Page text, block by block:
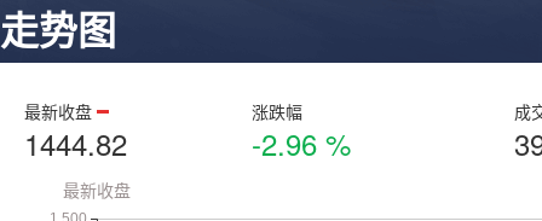
走势图
最新收盘
1444.82
涨跌幅
-2.96 %
成